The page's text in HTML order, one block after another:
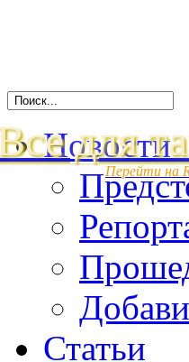
для
Перейти на
Новости
Статьи